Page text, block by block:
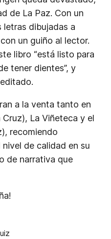
de La Paz. Con un
letras dibujadas a
un guiño al lector.
libro “está listo para
tener dientes”, y
a la venta tanto en
La Viñeteca y el
recomiendo
de calidad en su
de narrativa que